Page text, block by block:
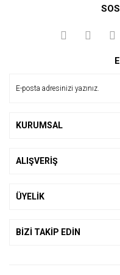
KURUMSAL
ALIŞVERİŞ
ÜYELİK
BİZİ TAKİP EDİN